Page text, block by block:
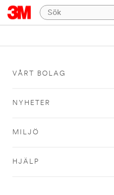
VÅRT BOLAG
NYHETER
MILJÖ
HJÄLP